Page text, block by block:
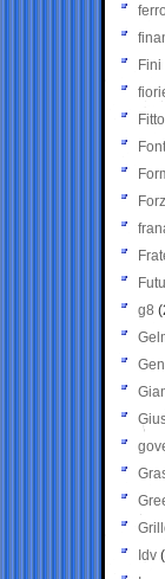
Fini
Fitto
g8
Idv